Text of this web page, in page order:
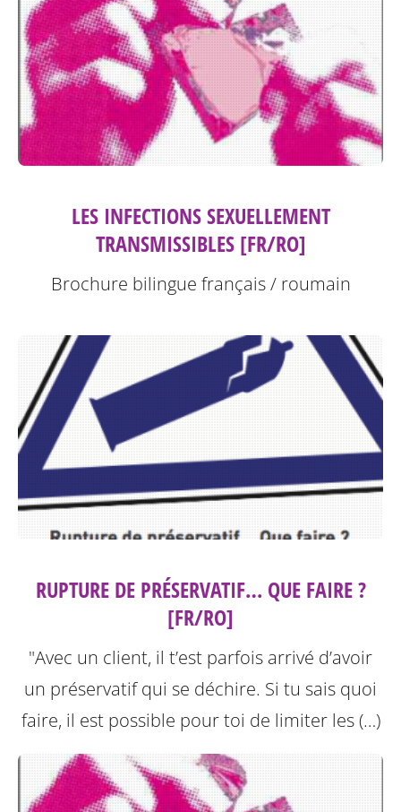
LES INFECTIONS SEXUELLEMENT
TRANSMISSIBLES [FR/RO]
Brochure bilingue français / roumain
RUPTURE DE PRÉSERVATIF… QUE FAIRE ?
[FR/RO]
"Avec un client, il t’est parfois arrivé d’avoir
un préservatif qui se déchire. Si tu sais quoi
faire, il est possible pour toi de limiter les (…)